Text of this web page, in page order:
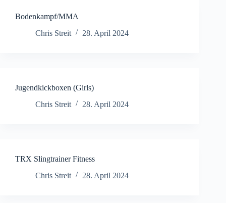
Bodenkampf/MMA
Chris Streit
28. April 2024
Jugendkickboxen (Girls)
Chris Streit
28. April 2024
TRX Slingtrainer Fitness
Chris Streit
28. April 2024